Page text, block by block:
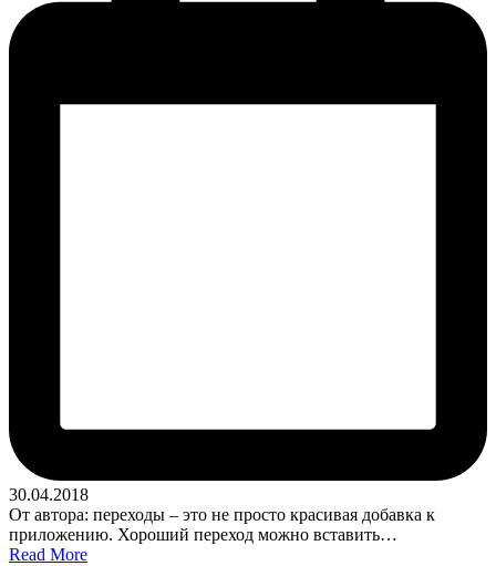
30.04.2018
От автора: переходы – это не просто красивая добавка к
приложению. Хороший переход можно вставить…
Read More